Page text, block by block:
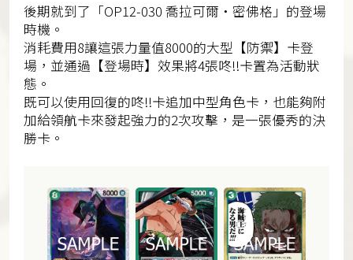
後期就到了「OP12-030 喬拉可爾・密佛格」的登場
時機。
消耗費用8讓這張力量值8000的大型【防禦】卡登
場，並通過【登場時】效果將4張咚!!卡置為活動狀
態。
既可以使用回復的咚!!卡追加中型角色卡，也能夠附
加給領航卡來發起強力的2次攻擊，是一張優秀的決
勝卡。